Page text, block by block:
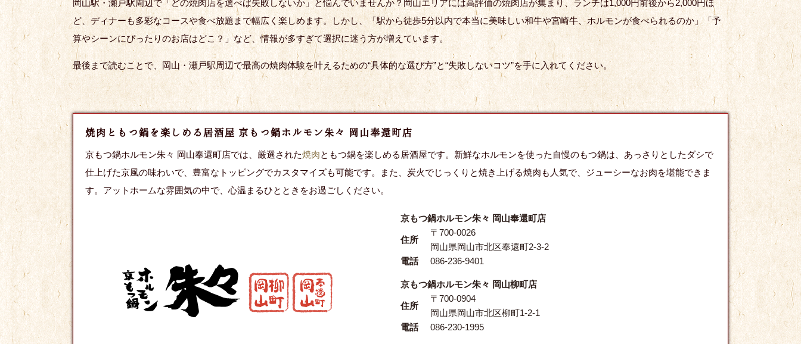
岡山駅・瀬戸駅周辺で「どの焼肉店を選べば失敗しないか」と悩んでいませんか？岡山エリアには高評価の焼肉店が集まり、ランチは1,000円前後から2,000円ほ
ど、ディナーも多彩なコースや食べ放題まで幅広く楽しめます。しかし、「駅から徒歩5分以内で本当に美味しい和牛や宮崎牛、ホルモンが食べられるのか」「予
算やシーンにぴったりのお店はどこ？」など、情報が多すぎて選択に迷う方が増えています。
最後まで読むことで、岡山・瀬戸駅周辺で最高の焼肉体験を叶えるための“具体的な選び方”と“失敗しないコツ”を手に入れてください。
焼肉ともつ鍋を楽しめる居酒屋 京もつ鍋ホルモン朱々 岡山奉還町店
京もつ鍋ホルモン朱々 岡山奉還町店では、厳選された焼肉ともつ鍋を楽しめる居酒屋です。新鮮なホルモンを使った自慢のもつ鍋は、あっさりとしたダシで
仕上げた京風の味わいで、豊富なトッピングでカスタマイズも可能です。また、炭火でじっくりと焼き上げる焼肉も人気で、ジューシーなお肉を堪能できま
す。アットホームな雰囲気の中で、心温まるひとときをお過ごしください。
京もつ鍋ホルモン朱々 岡山奉還町店
住所
〒700-0026
岡山県岡山市北区奉還町2-3-2
電話
086-236-9401
京もつ鍋ホルモン朱々 岡山柳町店
住所
〒700-0904
岡山県岡山市北区柳町1-2-1
電話
086-230-1995